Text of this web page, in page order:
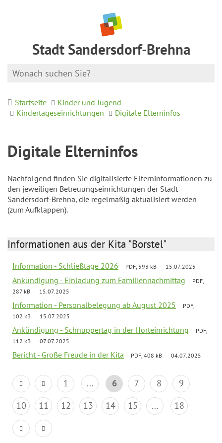
Stadt Sandersdorf-Brehna
Startseite
Kinder und Jugend
Kindertageseinrichtungen
Digitale Elterninfos
Digitale Elterninfos
Nachfolgend finden Sie digitalisierte Elterninformationen zu
den jeweiligen Betreuungseinrichtungen der Stadt
Sandersdorf-Brehna, die regelmäßig aktualisiert werden
(zum Aufklappen).
Informationen aus der Kita "Borstel"
Information - Schließtage 2026 PDF, 593 kB 15.07.2025
Ankündigung - Einladung zum Familiennachmittag
PDF,
287 kB
15.07.2025
Information - Personalbelegung ab August 2025
PDF,
102 kB
15.07.2025
Ankündigung - Schnuppertag in der Horteinrichtung
PDF,
112 kB
07.07.2025
Bericht - Große Freude in der Kita PDF, 408 kB 04.07.2025
1 ... 6 7 8
9
10
11 12 13 14 15 ... 18